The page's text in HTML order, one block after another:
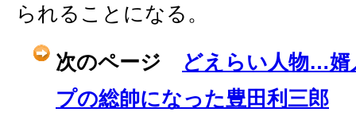
られることになる。
次のページ
どえらい人物…婿
プの総帥になった豊田利三郎